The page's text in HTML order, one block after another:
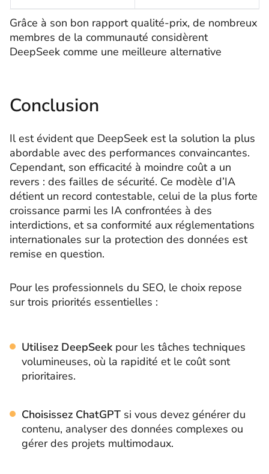
Grâce à son bon rapport qualité-prix, de nombreux
membres de la communauté considèrent
DeepSeek comme une meilleure alternative
Conclusion
Il est évident que DeepSeek est la solution la plus
abordable avec des performances convaincantes.
Cependant, son efficacité à moindre coût a un
revers : des failles de sécurité. Ce modèle d’IA
détient un record contestable, celui de la plus forte
croissance parmi les IA confrontées à des
interdictions, et sa conformité aux réglementations
internationales sur la protection des données est
remise en question.
Pour les professionnels du SEO, le choix repose
sur trois priorités essentielles :
Utilisez DeepSeekpour les tâches techniques
volumineuses, où la rapidité et le coût sont
prioritaires.
Choisissez ChatGPT si vous devez générer du
contenu, analyser des données complexes ou
gérer des projets multimodaux.